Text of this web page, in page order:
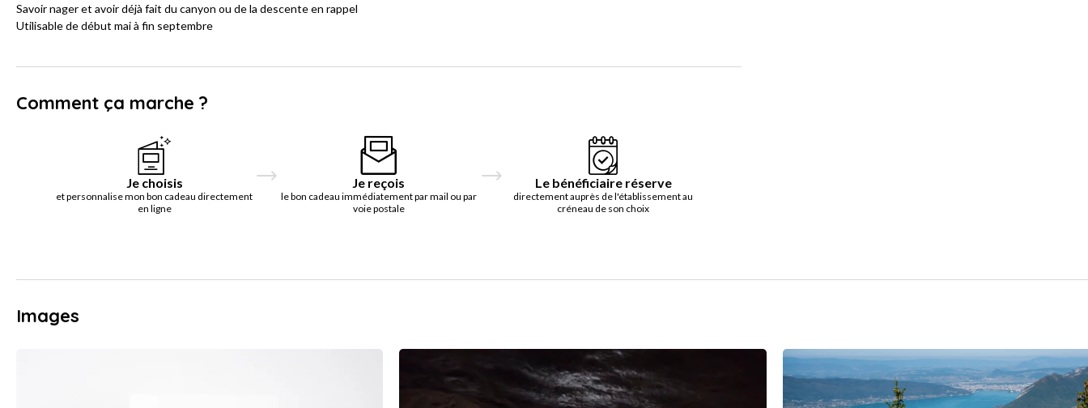
Savoir nager et avoir déjà fait du canyon ou de la descente en rappel
Utilisable de début mai à fin septembre
Comment ça marche ?
Je choisis
et personnalise mon bon cadeau directement
en ligne
Je reçois
le bon cadeau immédiatement par mail ou par
voie postale
Le bénéficiaire réserve
directement auprès de l'établissement au
créneau de son choix
Images